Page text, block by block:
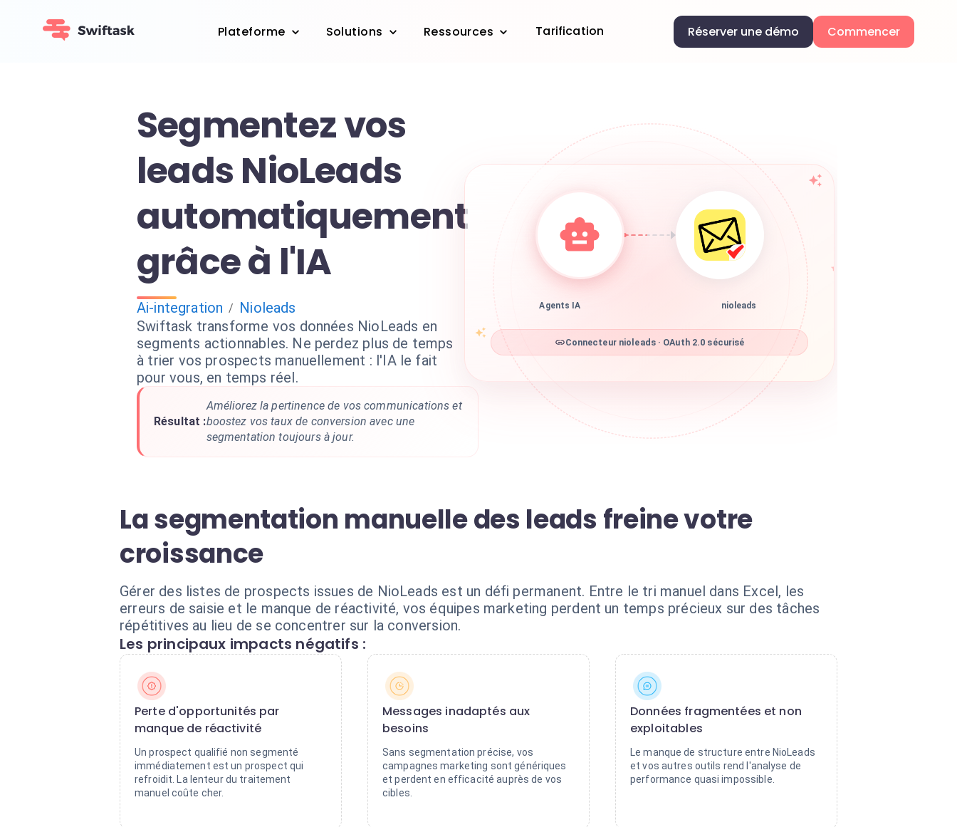
Plateforme Solutions Ressources Tarification Réserver une démo Commencer
Segmentez vos
leads NioLeads
automatiquement
grâce à l'IA
Ai-integration / Nioleads
Swiftask transforme vos données NioLeads en
segments actionnables. Ne perdez plus de temps
à trier vos prospects manuellement : l'IA le fait
pour vous, en temps réel.
Résultat :
Améliorez la pertinence de vos communications et
boostez vos taux de conversion avec une
segmentation toujours à jour.
Agents IA nioleads
Connecteur nioleads · OAuth 2.0 sécurisé
La segmentation manuelle des leads freine votre
croissance
Gérer des listes de prospects issues de NioLeads est un défi permanent. Entre le tri manuel dans Excel, les
erreurs de saisie et le manque de réactivité, vos équipes marketing perdent un temps précieux sur des tâches
répétitives au lieu de se concentrer sur la conversion.
Les principaux impacts négatifs :
Perte d'opportunités par
manque de réactivité
Un prospect qualifié non segmenté
immédiatement est un prospect qui
refroidit. La lenteur du traitement
manuel coûte cher.
Messages inadaptés aux
besoins
Sans segmentation précise, vos
campagnes marketing sont génériques
et perdent en efficacité auprès de vos
cibles.
Données fragmentées et non
exploitables
Le manque de structure entre NioLeads
et vos autres outils rend l'analyse de
performance quasi impossible.